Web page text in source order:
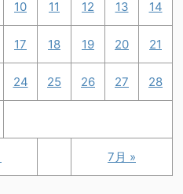
7月 »
10 11 12 13 14
17 18 19 20 21
24 25 26 27 28